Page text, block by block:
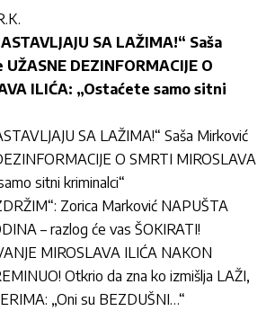
SA LAŽIMA!“ Saša
DEZINFORMACIJE O
ILIĆA: „Ostaćete samo sitni
SA LAŽIMA!“ Saša Mirković
O SMRTI MIROSLAVA
sitni kriminalci“
Zorica Marković NAPUŠTA
– razlog će vas ŠOKIRATI!
MIROSLAVA ILIĆA NAKON
Otkrio da zna ko izmišlja LAŽI,
„Oni su BEZDUŠNI…“